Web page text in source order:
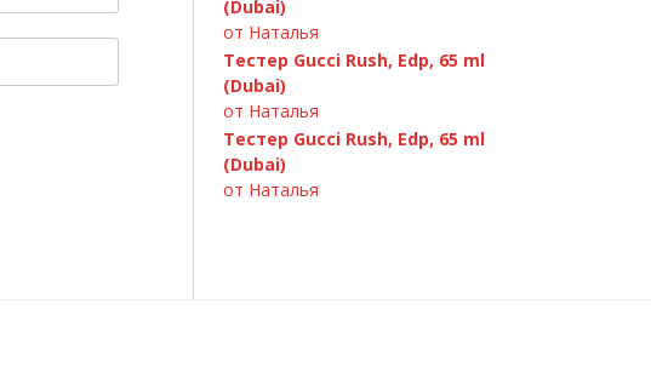
(Dubai)
от Наталья
Тестер Gucci Rush, Edp, 65 ml
(Dubai)
от Наталья
Тестер Gucci Rush, Edp, 65 ml
(Dubai)
от Наталья